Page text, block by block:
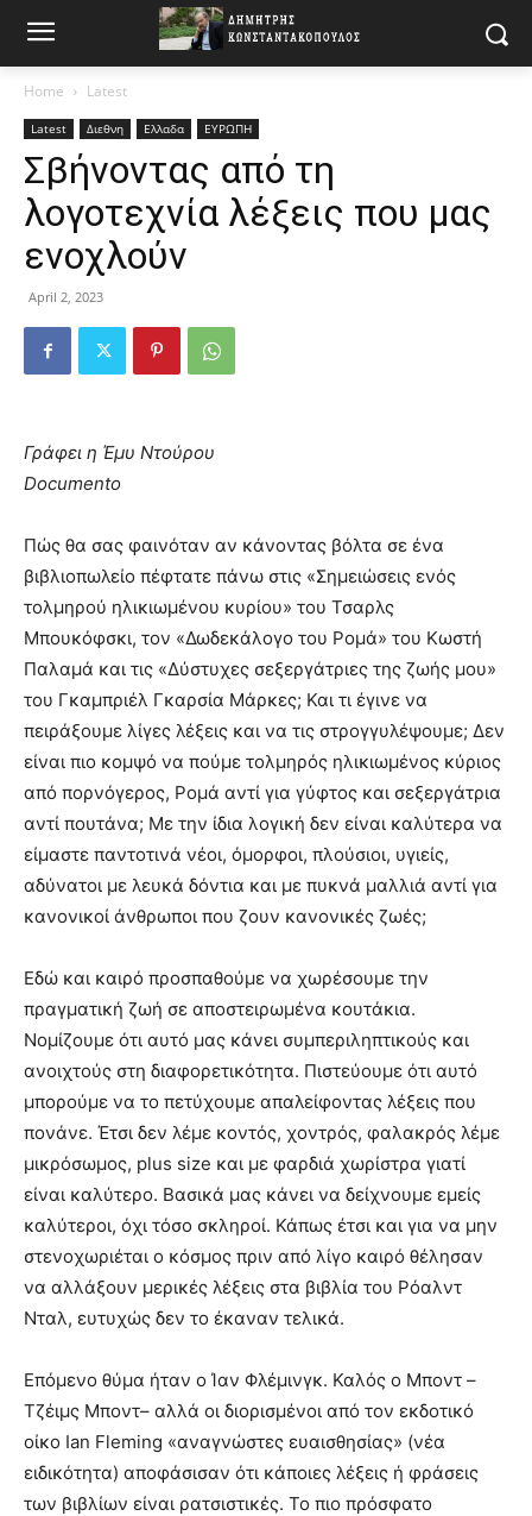
Home Latest
Latest Διεθνη Ελλαδα ΕΥΡΩΠΗ
Σβήνοντας από τη
λογοτεχνία λέξεις που μας
ενοχλούν
April 2, 2023
Γράφει η Έμυ Ντούρου
Documento
Πώς θα σας φαινόταν αν κάνοντας βόλτα σε ένα
βιβλιοπωλείο πέφτατε πάνω στις «Σημειώσεις ενός
τολμηρού ηλικιωμένου κυρίου» του Τσαρλς
Μπουκόφσκι, τον «Δωδεκάλογο του Ρομά» του Κωστή
Παλαμά και τις «Δύστυχες σεξεργάτριες της ζωής μου»
του Γκαμπριέλ Γκαρσία Μάρκες; Και τι έγινε να
πειράξουμε λίγες λέξεις και να τις στρογγυλέψουμε; Δεν
είναι πιο κομψό να πούμε τολμηρός ηλικιωμένος κύριος
από πορνόγερος, Ρομά αντί για γύφτος και σεξεργάτρια
αντί πουτάνα; Με την ίδια λογική δεν είναι καλύτερα να
είμαστε παντοτινά νέοι, όμορφοι, πλούσιοι, υγιείς,
αδύνατοι με λευκά δόντια και με πυκνά μαλλιά αντί για
κανονικοί άνθρωποι που ζουν κανονικές ζωές;
Εδώ και καιρό προσπαθούμε να χωρέσουμε την
πραγματική ζωή σε αποστειρωμένα κουτάκια.
Νομίζουμε ότι αυτό μας κάνει συμπεριληπτικούς και
ανοιχτούς στη διαφορετικότητα. Πιστεύουμε ότι αυτό
μπορούμε να το πετύχουμε απαλείφοντας λέξεις που
πονάνε. Έτσι δεν λέμε κοντός, χοντρός, φαλακρός λέμε
μικρόσωμος, plus size και με φαρδιά χωρίστρα γιατί
είναι καλύτερο. Βασικά μας κάνει να δείχνουμε εμείς
καλύτεροι, όχι τόσο σκληροί. Κάπως έτσι και για να μην
στενοχωριέται ο κόσμος πριν από λίγο καιρό θέλησαν
να αλλάξουν μερικές λέξεις στα βιβλία του Ρόαλντ
Νταλ, ευτυχώς δεν το έκαναν τελικά.
Επόμενο θύμα ήταν ο Ίαν Φλέμινγκ. Καλός ο Μποντ –
Τζέιμς Μποντ– αλλά οι διορισμένοι από τον εκδοτικό
οίκο Ian Fleming «αναγνώστες ευαισθησίας» (νέα
ειδικότητα) αποφάσισαν ότι κάποιες λέξεις ή φράσεις
των βιβλίων είναι ρατσιστικές. Το πιο πρόσφατο